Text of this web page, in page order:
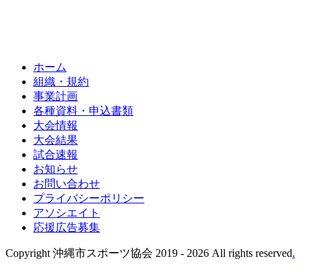
ホーム
組織・規約
事業計画
各種資料・申込書類
大会情報
大会結果
試合速報
お知らせ
お問い合わせ
プライバシーポリシー
アソシエイト
応援広告募集
Copyright 沖縄市スポーツ協会 2019 - 2026 All rights reserved.